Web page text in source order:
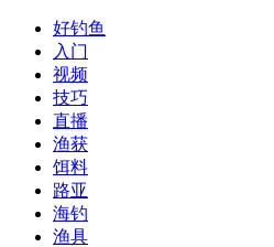
好钓鱼
入门
视频
技巧
直播
渔获
饵料
路亚
海钓
渔具